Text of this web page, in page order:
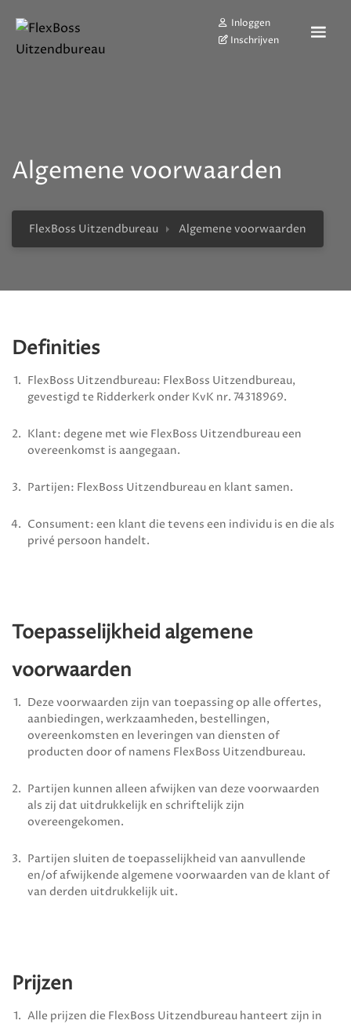
Inloggen
Inschrijven
Algemene voorwaarden
FlexBoss Uitzendbureau Algemene voorwaarden
Definities
FlexBoss Uitzendbureau: FlexBoss Uitzendbureau,
gevestigd te Ridderkerkonder KvK nr. 74318969.
Klant: degene met wie FlexBoss Uitzendbureaueen
overeenkomst is aangegaan.
Partijen: FlexBoss Uitzendbureauen klant samen.
Consument: een klant die tevens een individu is en die als
privé persoon handelt.
Toepasselijkheid algemene
voorwaarden
Deze voorwaarden zijn van toepassing op alle offertes,
aanbiedingen, werkzaamheden, bestellingen,
overeenkomsten en leveringen van diensten of
producten door of namens FlexBoss Uitzendbureau.
Partijen kunnen alleen afwijken van deze voorwaarden
als zij dat uitdrukkelijk en schriftelijk zijn
overeengekomen.
Partijen sluiten de toepasselijkheid van aanvullende
en/of afwijkende algemene voorwaarden van de klant of
van derden uitdrukkelijk uit.
Prijzen
Alle prijzen die FlexBoss Uitzendbureau hanteert zijn in